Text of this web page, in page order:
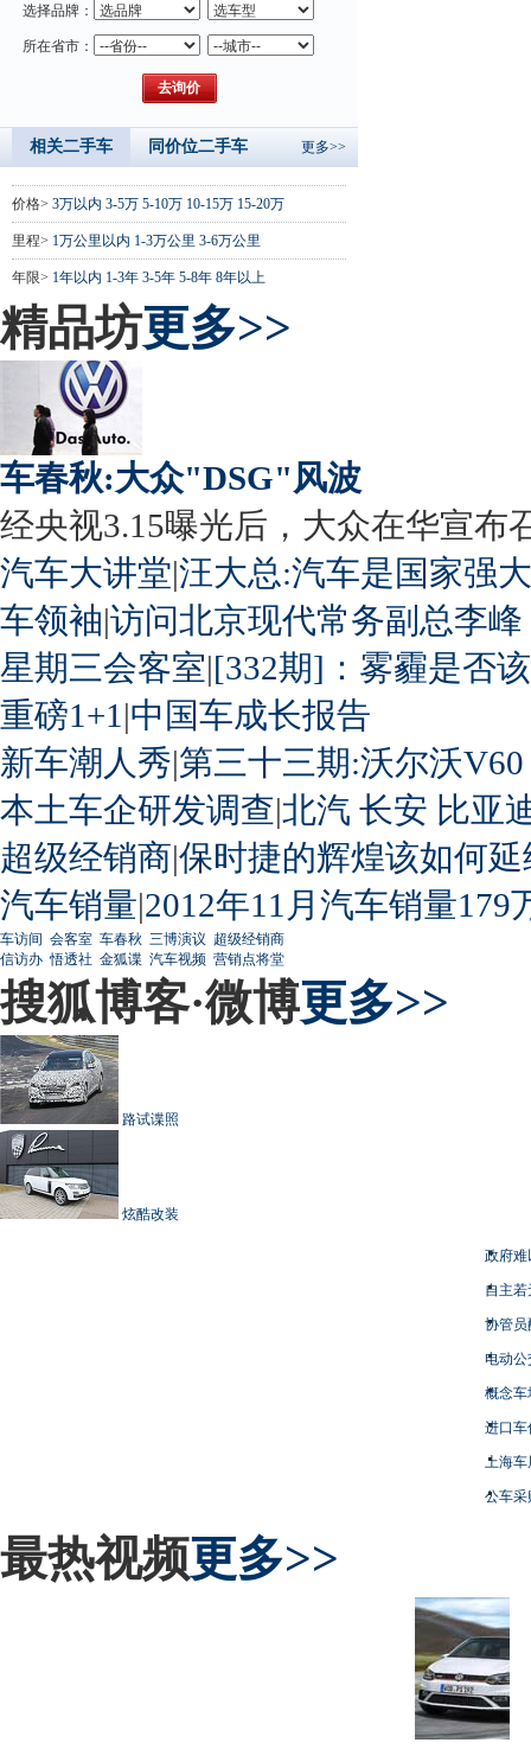
选择品牌：
所在省市：
相关二手车 同价位二手车 更多>>
价格> 3万以内 3-5万 5-10万 10-15万 15-20万
里程> 1万公里以内 1-3万公里 3-6万公里
年限> 1年以内 1-3年 3-5年 5-8年 8年以上
精品坊更多>>
车春秋:大众"DSG"风波
经央视3.15曝光后，大众在华宣布
汽车大讲堂|汪大总:汽车是国家强
车领袖|访问北京现代常务副总李峰
星期三会客室|[332期]：雾霾是否
重磅1+1 |中国车成长报告
新车潮人秀|第三十三期:沃尔沃
本土车企研发调查|北汽 长安 比亚
超级经销商|保时捷的辉煌该如何延
汽车销量|2012年11月汽车销量179
车访间 会客室 车春秋 三博演议 超级经销商
信访办 悟透社 金狐谍 汽车视频 营销点将堂
搜狐博客·微博更多>>
路试谍照
炫酷改装
政府难
自主
协管员
电动
概念车
进口车
上海
公车采
最热视频更多>>